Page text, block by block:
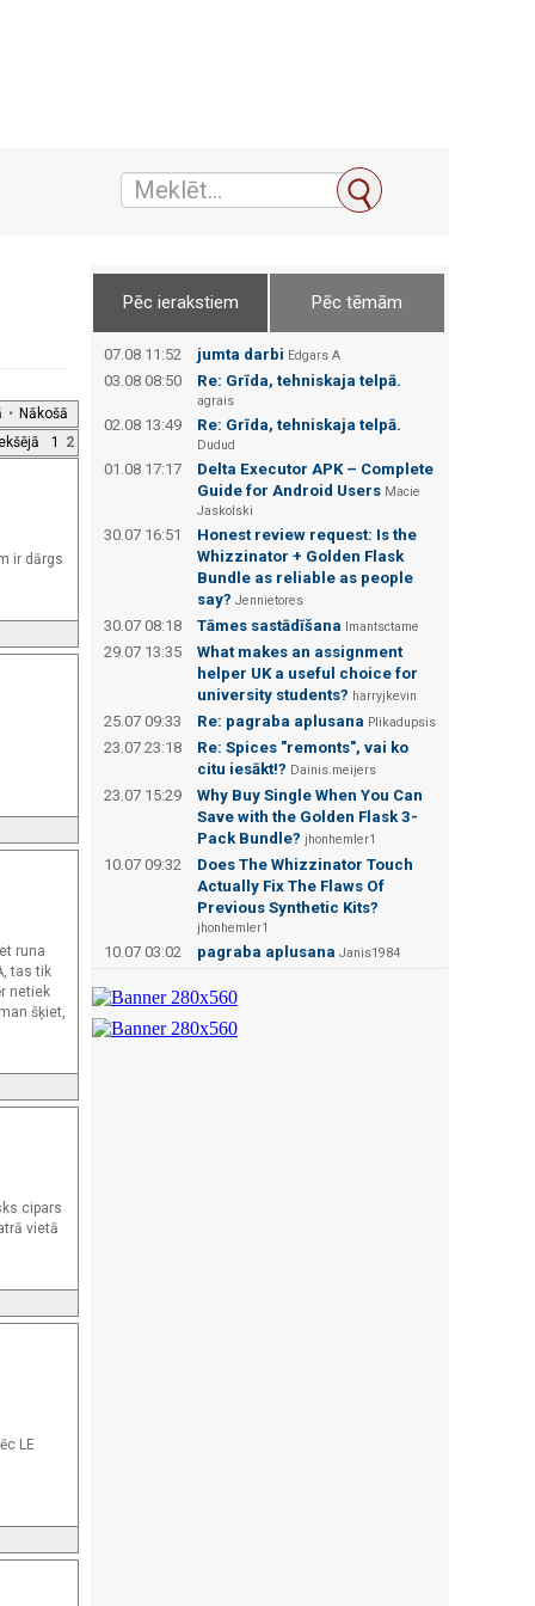
• Nākošā
1 2
ir dārgs
runa
tas tik
netiek
šķiet,
cipars
vietā
LE
Pēc ierakstiem Pēc tēmām
07.08 11:52 jumta darbi Edgars А
03.08 08:50 Re: Grīda, tehniskaja telpā.
agrais
02.08 13:49 Re: Grīda, tehniskaja telpā.
Dudud
01.08 17:17
Delta Executor APK – Complete
Guide for Android Users Macie
Jaskolski
30.07 16:51
Honest review request: Is the
Whizzinator + Golden Flask
Bundle as reliable as people
say? Jennietores
30.07 08:18 Tāmes sastādīšana Imantsctame
29.07 13:35
What makes an assignment
helper UK a useful choice for
university students? harryjkevin
25.07 09:33 Re: pagraba aplusana Plikadupsis
23.07 23:18
Re: Spices "remonts", vai ko
citu iesākt!? Dainis.meijers
23.07 15:29
Why Buy Single When You Can
Save with the Golden Flask 3-
Pack Bundle? jhonhemler1
10.07 09:32
Does The Whizzinator Touch
Actually Fix The Flaws Of
Previous Synthetic Kits?
jhonhemler1
10.07 03:02 pagraba aplusana Janis1984